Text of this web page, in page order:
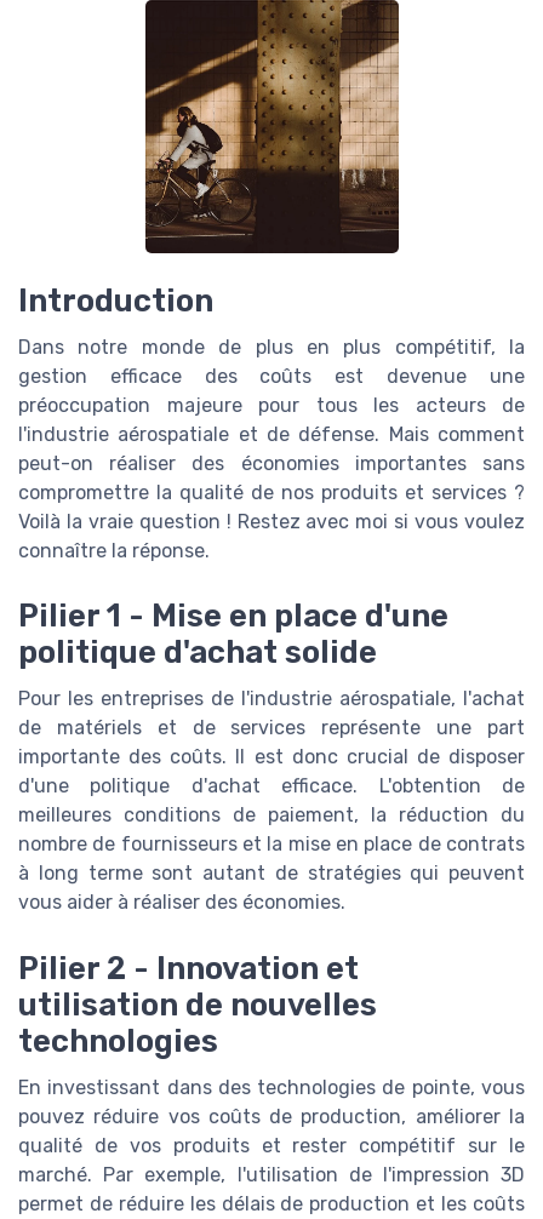
Introduction
Dans notre monde de plus en plus compétitif, la
gestion efficace des coûts est devenue une
préoccupation majeure pour tous les acteurs de
l'industrie aérospatiale et de défense. Mais comment
peut-on réaliser des économies importantes sans
compromettre la qualité de nos produits et services ?
Voilà la vraie question ! Restez avec moi si vous voulez
connaître la réponse.
Pilier 1 - Mise en place d'une
politique d'achat solide
Pour les entreprises de l'industrie aérospatiale, l'achat
de matériels et de services représente une part
importante des coûts. Il est donc crucial de disposer
d'une politique d'achat efficace. L'obtention de
meilleures conditions de paiement, la réduction du
nombre de fournisseurs et la mise en place de contrats
à long terme sont autant de stratégies qui peuvent
vous aider à réaliser des économies.
Pilier 2 - Innovation et
utilisation de nouvelles
technologies
En investissant dans des technologies de pointe, vous
pouvez réduire vos coûts de production, améliorer la
qualité de vos produits et rester compétitif sur le
marché. Par exemple, l'utilisation de l'impression 3D
permet de réduire les délais de production et les coûts